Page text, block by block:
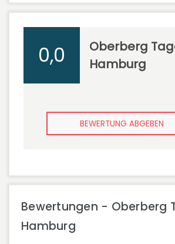
0,0
Oberberg
Hamburg
BEWERTUNG ABGEBEN
Bewertungen - Oberberg
Hamburg